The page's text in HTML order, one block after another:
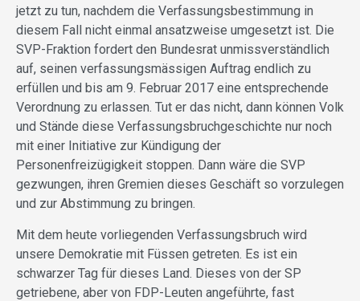
jetzt zu tun, nachdem die Verfassungsbestimmung in
diesem Fall nicht einmal ansatzweise umgesetzt ist. Die
SVP-Fraktion fordert den Bundesrat unmissverständlich
auf, seinen verfassungsmässigen Auftrag endlich zu
erfüllen und bis am 9. Februar 2017 eine entsprechende
Verordnung zu erlassen. Tut er das nicht, dann können Volk
und Stände diese Verfassungsbruchgeschichte nur noch
mit einer Initiative zur Kündigung der
Personenfreizügigkeit stoppen. Dann wäre die SVP
gezwungen, ihren Gremien dieses Geschäft so vorzulegen
und zur Abstimmung zu bringen.
Mit dem heute vorliegenden Verfassungsbruch wird
unsere Demokratie mit Füssen getreten. Es ist ein
schwarzer Tag für dieses Land. Dieses von der SP
getriebene, aber von FDP-Leuten angeführte, fast